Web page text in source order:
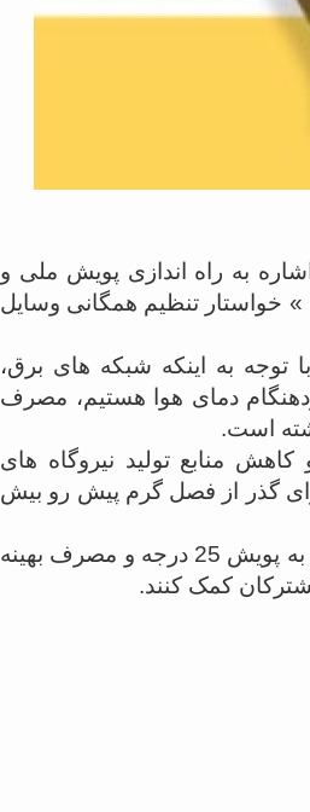
به راه اندازی پویش ملی و
خواستار تنظیم همگانی وسایل
توجه به اینکه شبکه های برق،
دمای هوا هستیم، مصرف
منابع تولید نیروگاه های
گذر از فصل گرم پیش رو بیش
به همین جهت از مشترکان گیلانی خواهشمندیم با پیوستن به پویش 25 درجه و مصرف بهینه
کمک کنند.